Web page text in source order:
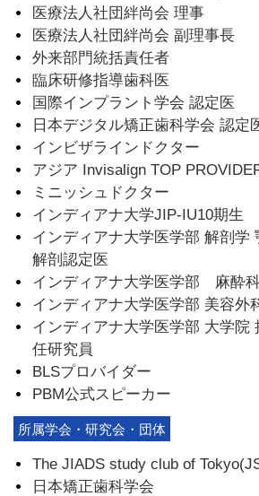
医療法人社団絆尚会 理事
医療法人社団絆尚会 副理事長
外来部門統括責任者
臨床研修指導歯科医
国際インプラント学会 認定医
日本デジタル矯正歯科学会 認定
インビザラインドクター
アジア Invisalign TOP
ミニッシュドクター
インディアナ大学JIP-IU10期生
インディアナ大学医学部 解剖学
解剖認定医
インディアナ大学医学部 麻酔
インディアナ大学医学部 美容外
インディアナ大学医学部 大学院
任研究員
BLSプロバイダー
PBM公式スピーカー
所属学会・研究会・団体
The JIADS study club of
日本矯正歯科学会